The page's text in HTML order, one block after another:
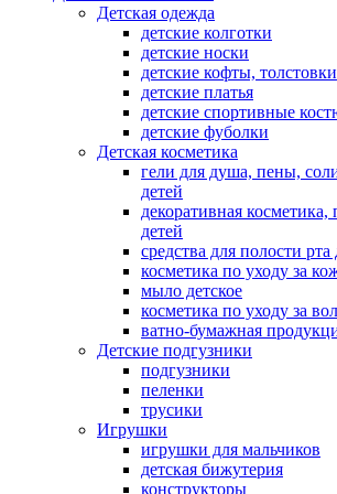
Детская одежда
детские колготки
детские носки
детские кофты, толстовки
детские платья
детские спортивные
детские фуболки
Детская косметика
гели для душа, пены,
детей
декоративная
детей
средства для полости рта
косметика по уходу за
мыло детское
косметика по уходу за
ватно-бумажная
Детские подгузники
подгузники
пеленки
трусики
Игрушки
игрушки для мальчиков
детская бижутерия
конструкторы